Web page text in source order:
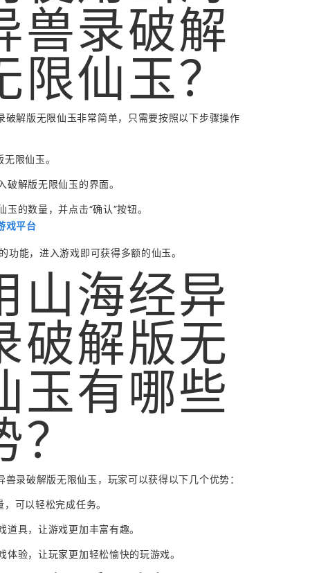
兽录破解
限仙玉？
破解版无限仙玉非常简单，只需要按照以下步骤操作
限仙玉。
破解版无限仙玉的界面。
的数量，并点击“确认”按钮。
戏平台
功能，进入游戏即可获得多额的仙玉。
山海经异
破解版无
玉有哪些
兽录破解版无限仙玉，玩家可以获得以下几个优势：
可以轻松完成任务。
道具，让游戏更加丰富有趣。
体验，让玩家更加轻松愉快的玩游戏。